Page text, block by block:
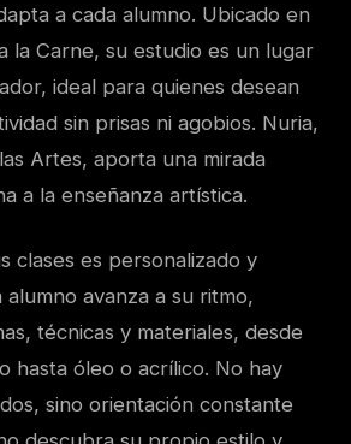
a cada alumno. Ubicado en
la Carne, su estudio es un lugar
ideal para quienes desean
sin prisas ni agobios. Nuria,
Artes, aporta una mirada
a la enseñanza artística.
clases es personalizado y
avanza a su ritmo,
técnicas y materiales, desde
hasta óleo o acrílico. No hay
sino orientación constante